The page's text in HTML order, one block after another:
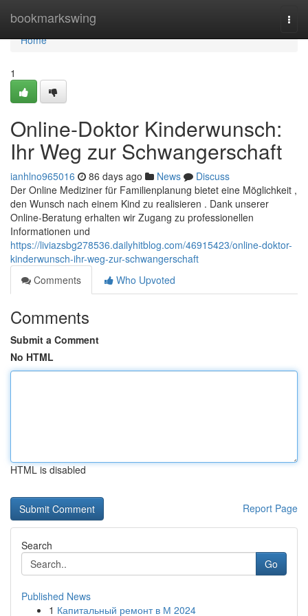
bookmarkswing
Home
Home
1
Online-Doktor Kinderwunsch:
Ihr Weg zur Schwangerschaft
ianhlno965016 86 days ago News
Discuss
Der Online Mediziner für Familienplanung bietet eine Möglichkeit ,
den Wunsch nach einem Kind zu realisieren . Dank unserer
Online-Beratung erhalten wir Zugang zu professionellen
Informationen und
https://liviazsbg278536.dailyhitblog.com/46915423/online-doktor-
kinderwunsch-ihr-weg-zur-schwangerschaft
Comments
Who Upvoted
Comments
Submit a Comment
No HTML
HTML is disabled
Report Page
Search
Go
Published News
1 Капитальный ремонт в М 2024